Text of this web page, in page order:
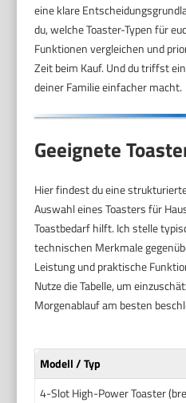
eine klare
du, welche Toaster-Typen für
Funktionen vergleichen und
Zeit beim Kauf. Und du triffst
deiner Familie einfacher macht.
Geeignete
Hier findest du eine
Auswahl eines Toasters für
Toastbedarf hilft. Ich stelle
technischen Merkmale
Leistung und praktische
Nutze die Tabelle, um
Morgenablauf am besten
Modell / Typ
4-Slot High-Power Toaster